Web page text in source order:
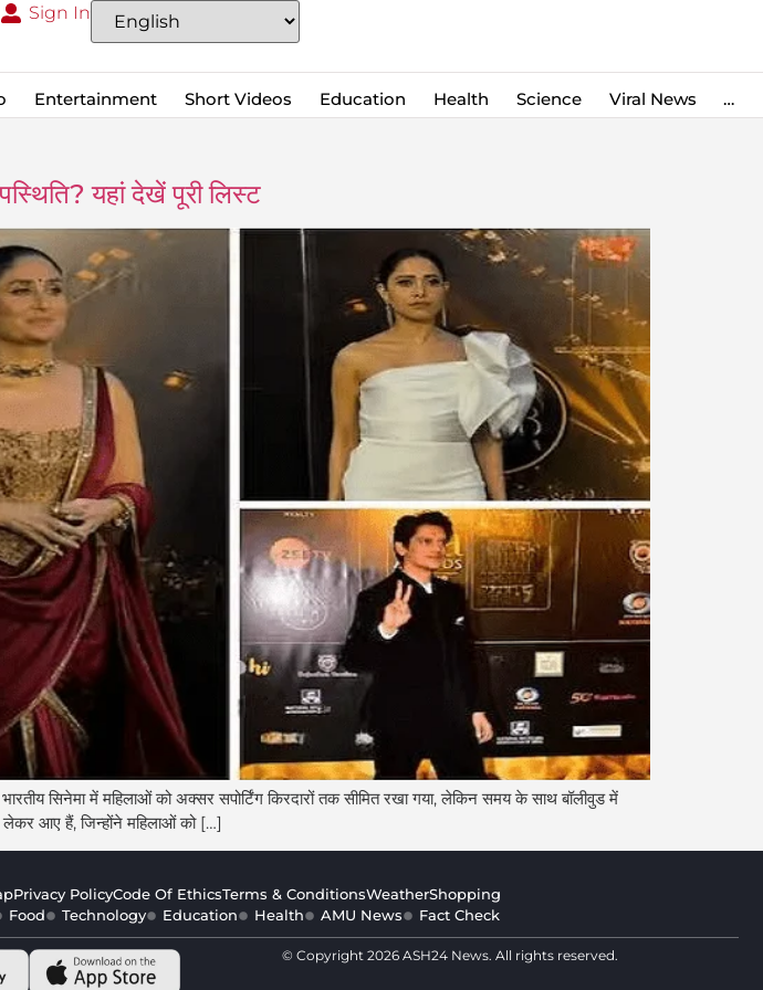
Sign In
Entertainment Short Videos Education Health Science Viral News …
यहां देखें पूरी लिस्ट
सिनेमा में महिलाओं को अक्सर सपोर्टिंग किरदारों तक सीमित रखा गया, लेकिन समय के साथ बॉलीवुड में
आए हैं, जिन्होंने महिलाओं को […]
Privacy PolicyCode Of EthicsTerms & ConditionsWeatherShopping
Food Technology Education Health AMU News Fact Check
© Copyright 2026 ASH24 News. All rights reserved.